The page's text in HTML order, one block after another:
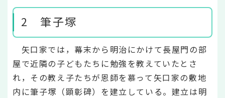
2 筆子塚
矢口家では，幕末から明治にかけて長屋門の部
屋で近隣の子どもたちに勉強を教えていたとさ
れ，その教え子たちが恩師を慕って矢口家の敷地
内に筆子塚（顕彰碑）を建立している。建立は明